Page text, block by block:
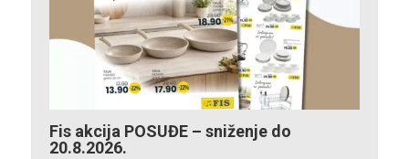
Fis akcija POSUĐE – sniženje do
20.8.2026.